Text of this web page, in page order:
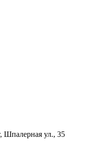
Шпалерная ул., 35